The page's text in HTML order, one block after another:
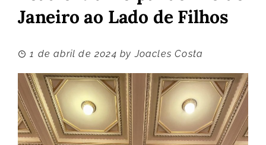
Janeiro ao Lado de Filhos
1 de abril de 2024 byJoacles Costa